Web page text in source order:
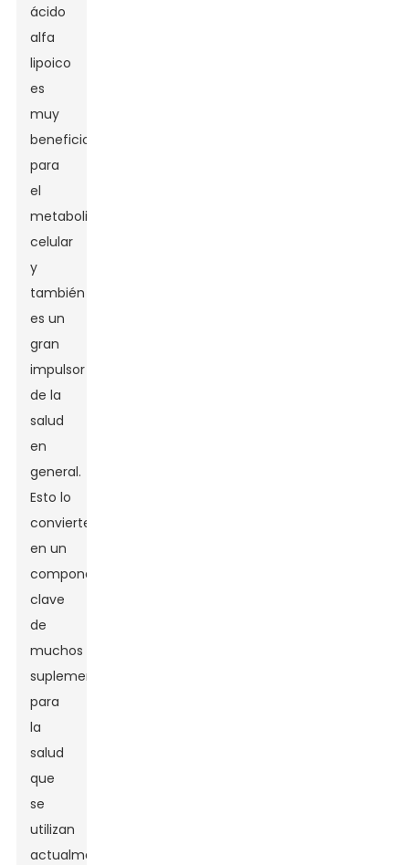
ácido
alfa
lipoico
es
muy
beneficioso
para
el
metabolismo
celular
y
también
es un
gran
impulsor
de la
salud
en
general.
Esto lo
convierte
en un
componente
clave
de
muchos
suplementos
para
la
salud
que
se
utilizan
actualmente.